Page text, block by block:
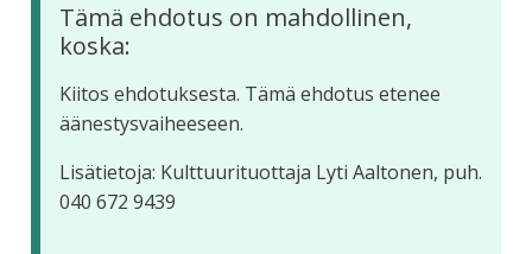
Tämä ehdotus on mahdollinen,
koska:
Kiitos ehdotuksesta. Tämä ehdotus etenee
äänestysvaiheeseen.
Lisätietoja: Kulttuurituottaja Lyti Aaltonen, puh.
040 672 9439